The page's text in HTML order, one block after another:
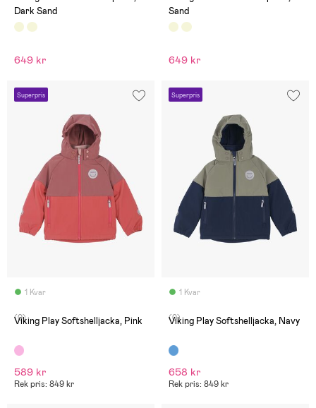
Dark Sand
649 kr
Sand
649 kr
Superpris
1 Kvar
(0)
Viking Play Softshelljacka, Pink
589 kr
Rek pris: 849 kr
Superpris
1 Kvar
(0)
Viking Play Softshelljacka, Navy
658 kr
Rek pris: 849 kr